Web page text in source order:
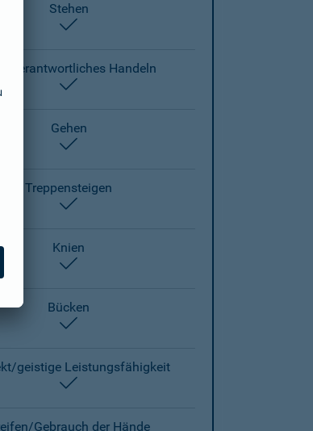
Stehen
Handeln
Gehen
Treppensteigen
Knien
Bücken
geistige Leistungsfähigkeit
Gebrauch der Hände